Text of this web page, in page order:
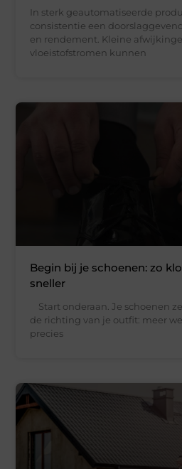
In sterk geautomatiseerde
consistentie een
en rendement. Kleine
vloeistofstromen kunnen
Begin bij je schoenen: zo
sneller
Start onderaan. Je schoenen
de richting van je outfit: meer
precies